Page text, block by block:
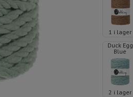
1 i lager
Duck Egg
Blue
2 i lager